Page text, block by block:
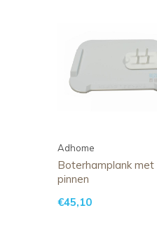
Adhome
Boterhamplank met
pinnen
€45,10